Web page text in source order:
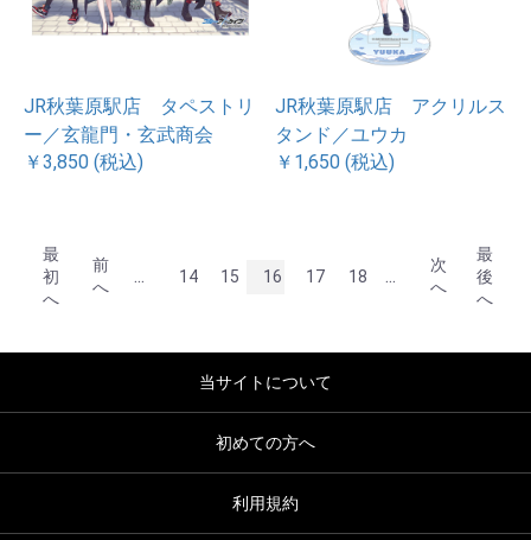
JR秋葉原駅店 タペストリ
ー／玄龍門・玄武商会
￥3,850 (税込)
JR秋葉原駅店 アクリルス
タンド／ユウカ
￥1,650 (税込)
最
初
へ
前
へ
... 14 15 16 17 18 ...
次
へ
最
後
へ
当サイトについて
初めての方へ
利用規約